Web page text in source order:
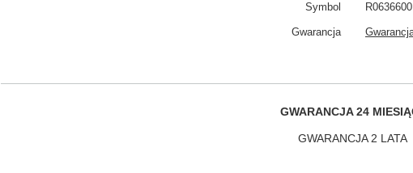
Symbol R0636600
Gwarancja
GWARANCJA 24
GWARANCJA 2 LATA